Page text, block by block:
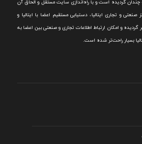
چندان گرديده است و با راه‌اندازی سايت مستقل و الحاق آن
و تجاری ايتاليا، دستيابی مستقيم اعضا با ايتاليا و
گرديده و امکان ارتباط اطلاعات تجاری و صنعتی بين اعضا به
بسیار راحت‌تر شده است.